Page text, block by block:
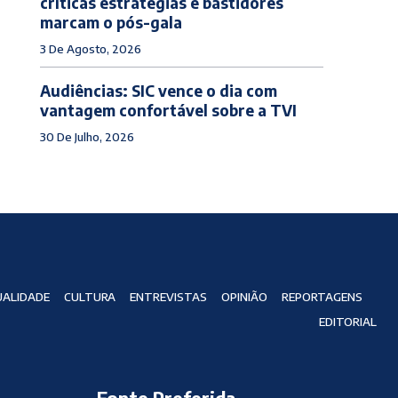
marcam o pós-gala
3 De Agosto, 2026
Audiências: SIC vence o dia com
vantagem confortável sobre a TVI
30 De Julho, 2026
CULTURA ENTREVISTAS OPINIÃO
REPORTAGENS
EDITORIAL